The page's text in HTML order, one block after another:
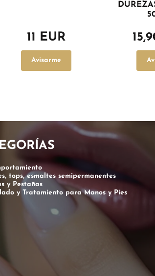
11 EUR
Avisarme
tops, esmaltes semipermanentes
y Pestañas
y Tratamiento para Manos y Pies